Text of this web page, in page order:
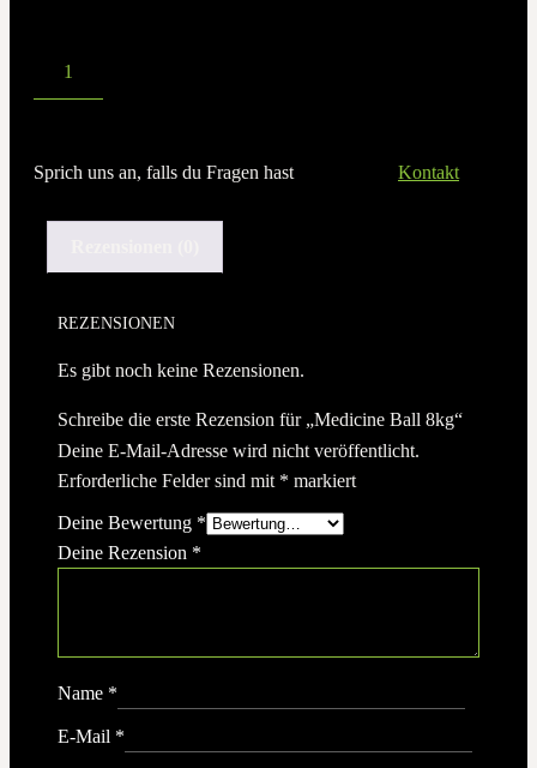
Sprich uns an, falls du Fragen hast Kontakt
REZENSIONEN
Es gibt noch keine Rezensionen.
Schreibe die erste Rezension für „Medicine Ball 8kg“
Deine E-Mail-Adresse wird nicht veröffentlicht.
Erforderliche Felder sind mit * markiert
Deine Bewertung *
Deine Rezension *
Name *
E-Mail *